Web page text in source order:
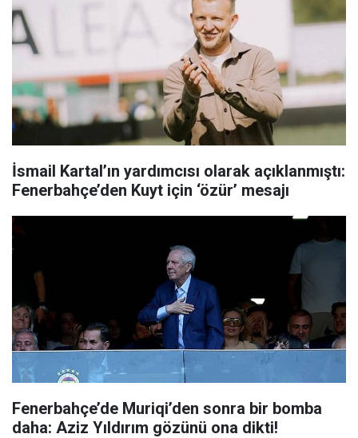
İsmail Kartal’ın yardımcısı olarak açıklanmıştı:
Fenerbahçe’den Kuyt için ‘özür’ mesajı
Fenerbahçe’de Muriqi’den sonra bir bomba
daha: Aziz Yıldırım gözünü ona dikti!